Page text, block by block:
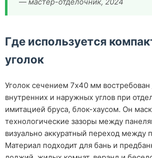
Где используется
уголок
Уголок сечением 7х40 мм
внутренних и наружных углов при
имитацией бруса, блок-хаусом. Он
технологические зазоры между
визуально аккуратный переход между
Материал подходит для бань и